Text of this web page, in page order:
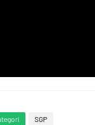
SGP